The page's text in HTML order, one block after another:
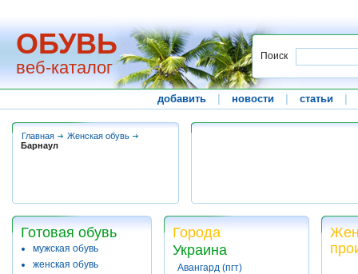
ОБУВЬ
веб-каталог
Поиск
добавить новости статьи
Главная
Женская обувь
Барнаул
Готовая обувь
мужская обувь
женская обувь
Города
Украина
Авангард (пгт)